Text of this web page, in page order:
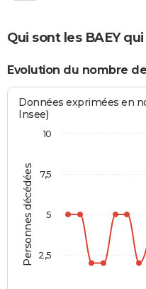
Qui sont les BAEY
Evolution du nombre
Personnes décédées
Données exprimées en
Insee)
10
2,5
5
7,5